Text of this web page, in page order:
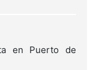
en Puerto de